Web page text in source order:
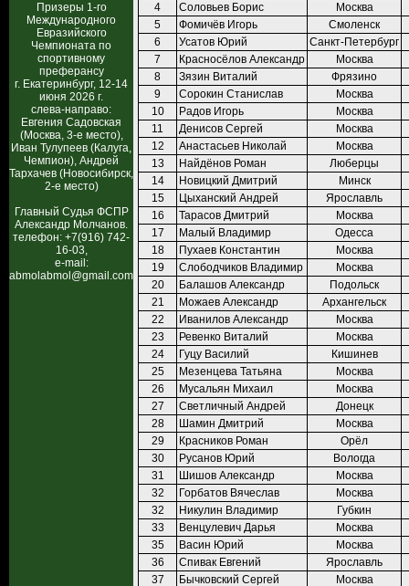
Призеры 1-го
Международного
Евразийского
Чемпионата по
спортивному
преферансу
г. Екатеринбург, 12-14
июня 2026 г.
слева-направо:
Евгения Садовская
(Москва, 3-е место),
Иван Тулупеев (Калуга,
Чемпион), Андрей
Тархачев (Новосибирск,
2-е место)
Главный Судья ФСПР
Александр Молчанов.
телефон: +7(916) 742-
16-03,
e-mail:
abmolabmol@gmail.com
4
Соловьев Борис
Москва
5
Фомичёв Игорь
Смоленск
6
Усатов Юрий
Санкт-Петербург
7
Красносёлов Александр
Москва
8
Зязин Виталий
Фрязино
9
Сорокин Станислав
Москва
10
Радов Игорь
Москва
11
Денисов Сергей
Москва
12
Анастасьев Николай
Москва
13
Найдёнов Роман
Люберцы
14
Новицкий Дмитрий
Минск
15
Цыханский Андрей
Ярославль
16
Тарасов Дмитрий
Москва
17
Малый Владимир
Одесса
18
Пухаев Константин
Москва
19
Слободчиков Владимир
Москва
20
Балашов Александр
Подольск
21
Можаев Александр
Архангельск
22
Иванилов Александр
Москва
23
Ревенко Виталий
Москва
24
Гуцу Василий
Кишинев
25
Мезенцева Татьяна
Москва
26
Мусальян Михаил
Москва
27
Светличный Андрей
Донецк
28
Шамин Дмитрий
Москва
29
Красников Роман
Орёл
30
Русанов Юрий
Вологда
31
Шишов Александр
Москва
32
Горбатов Вячеслав
Москва
32
Никулин Владимир
Губкин
33
Венцулевич Дарья
Москва
35
Васин Юрий
Москва
36
Спивак Евгений
Ярославль
37
Бычковский Сергей
Москва